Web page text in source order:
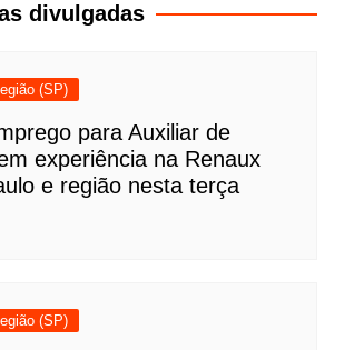
divulgadas
(SP)
para Auxiliar de
experiência na Renaux
e região nesta terça
(SP)